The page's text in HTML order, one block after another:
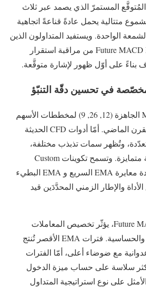
المستمرّ الذي يصمد عبر ثلاث
متتالية يحمل عادةً قناعةً اتجاهية
الواحدة. ويستفيد المتداولون الذين
يستخدمون مؤشر Future MACD MT4 من مراقبة استقرار
بناءً على أوّل ظهور لإشارة متوقَّعة.
صُمِّمت إعدادات MACD الجاهزة (12, 26, 9) لمخططات الأسهم
اليومية في سبعينيات القرن الماضي. أمّا أدوات CFD الحديثة
وتُظهر سمات تذبذب مختلفة،
وتستجيب لأنماط سيولة متمايزة. وتسمح تكوينات Custom
MACD للمتداولين بإعادة معايرة EMA السريع و EMA البطيء
والإطار الزمني المحدَّدَين قيد
ضمن مؤشر Future MACD MT4، يؤثّر تخصيص المعاملات
مباشرةً على أفق التنبّؤ والحساسية. فترات EMA الأقصر تُنتج
مع ضوضاء أعلى، أمّا الفترات
سلاسة على حساب ميزة الدخول
على نوع استراتيجية المتداول